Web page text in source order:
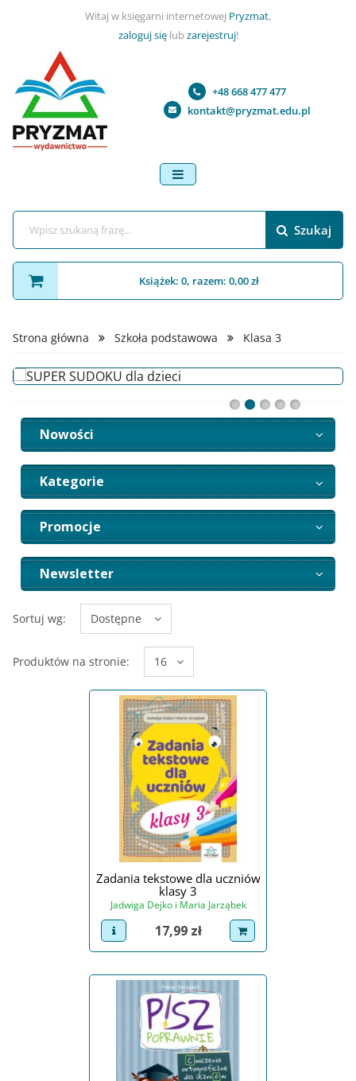
Witaj w księgarni internetowej Pryzmat,
zaloguj sięlub zarejestruj!
+48 668 477 477
kontakt@pryzmat.edu.pl
menu
Szukaj
Książek: 0, razem: 0,00 zł
Strona główna Szkoła podstawowa Klasa 3
Nowości
Kategorie
Promocje
Newsletter
Sortuj wg: Dostępne
Produktów na stronie: 16
Zadania tekstowe dla uczniów
klasy 3
Jadwiga Dejko i Maria Jarząbek
view product
Cena
17,99 zł dodaj do koszyka